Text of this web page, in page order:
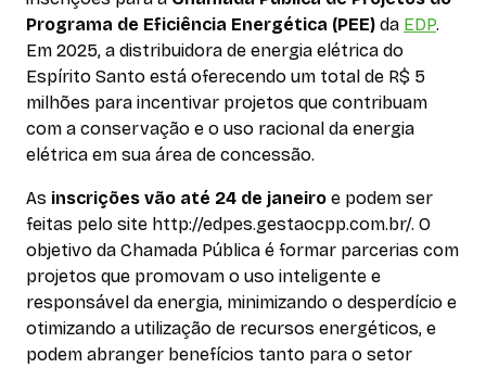
Programa de Eficiência Energética (PEE) da EDP.
Em 2025, a distribuidora de energia elétrica do
Espírito Santo está oferecendo um total de R$ 5
milhões para incentivar projetos que contribuam
com a conservação e o uso racional da energia
elétrica em sua área de concessão.
As inscrições vão até 24 de janeiro e podem ser
feitas pelo site http://edpes.gestaocpp.com.br/. O
objetivo da Chamada Pública é formar parcerias com
projetos que promovam o uso inteligente e
responsável da energia, minimizando o desperdício e
otimizando a utilização de recursos energéticos, e
podem abranger benefícios tanto para o setor